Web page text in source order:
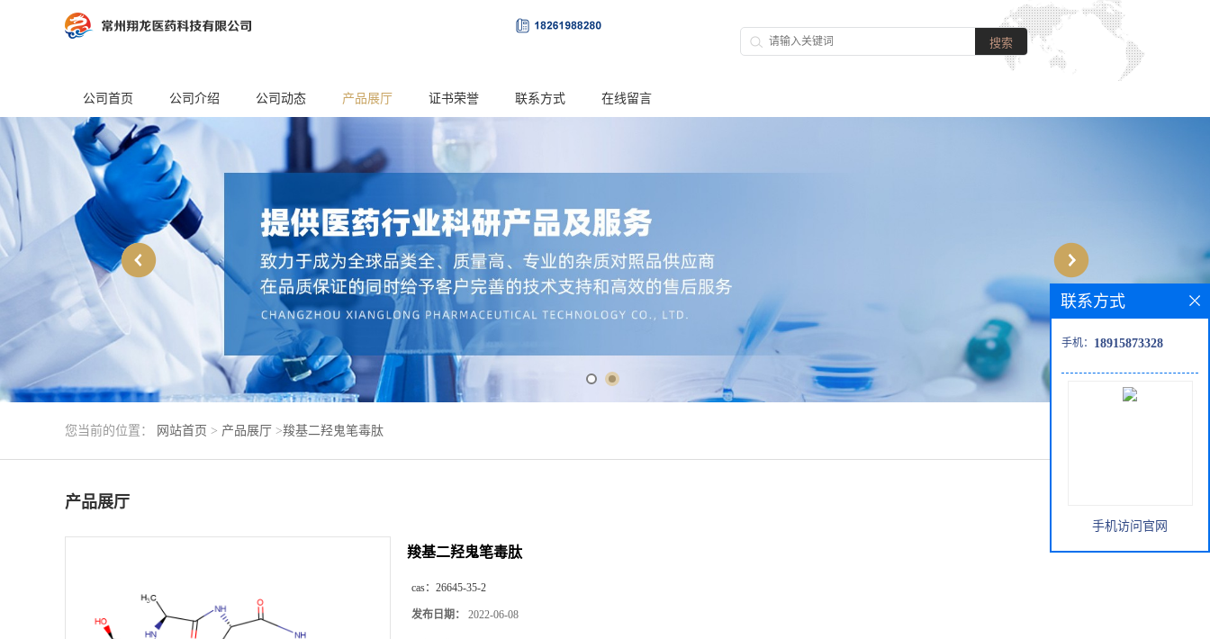
公司首页 公司介绍 公司动态 产品展厅 证书荣誉 联系方式 在线留言
您当前的位置： 网站首页 > 产品展厅 >羧基二羟鬼笔毒肽
产品展厅
羧基二羟鬼笔毒肽
cas： 26645-35-2
发布日期： 2022-06-08
联系方式
手机： 18915873328
手机访问官网